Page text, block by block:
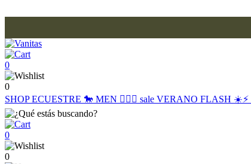
0
0
SHOPECUESTRE 🐎 MEN 🙋🏽‍♂️ sale VERANO FLASH ☀️⚡️
0
0